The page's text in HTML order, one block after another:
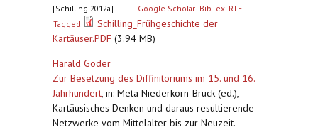
[Schilling 2012a] Google Scholar BibTex RTF
Tagged
Schilling_Frühgeschichte der
Kartäuser.PDF (3.94 MB)
Harald Goder
Zur Besetzung des Diffinitoriums im 15. und 16.
Jahrhundert, in: Meta Niederkorn-Bruck (ed.),
Kartäusisches Denken und daraus resultierende
Netzwerke vom Mittelalter bis zur Neuzeit.